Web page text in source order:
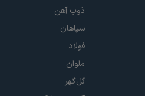
ذوب آهن
سپاهان
فولاد
ملوان
گل‌گهر